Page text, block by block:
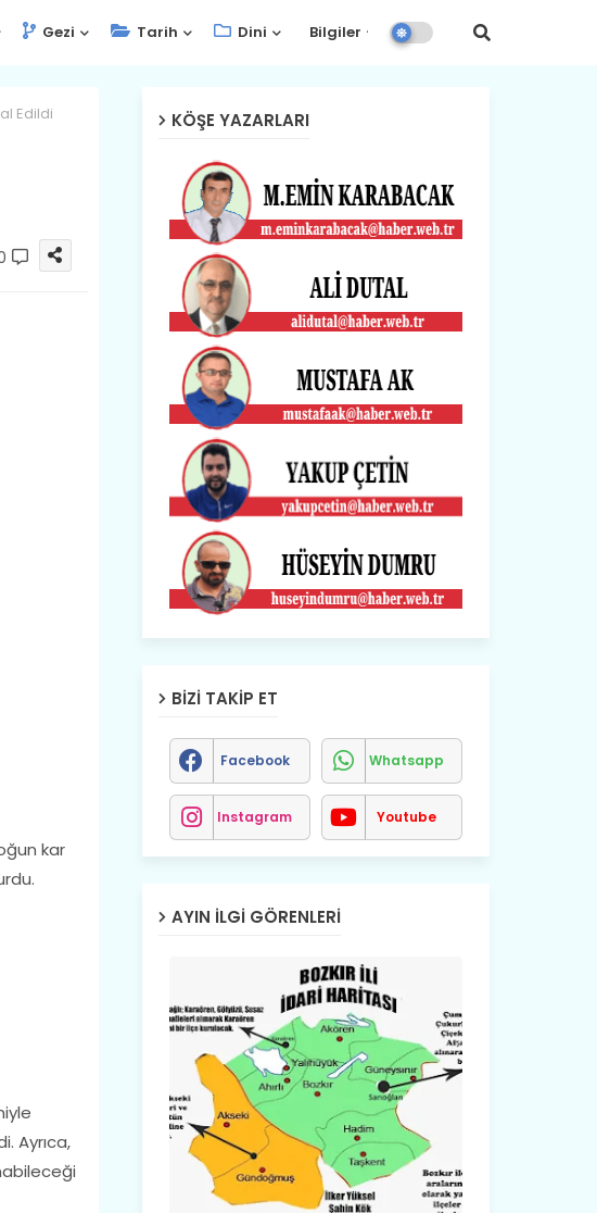
Gezi Tarih Dini Bilgiler
Edildi
kar
Ayrıca,
KÖŞE YAZARLARI
BIZI TAKIP ET
Facebook Whatsapp
Instagram Youtube
AYIN İLGI GÖRENLERI